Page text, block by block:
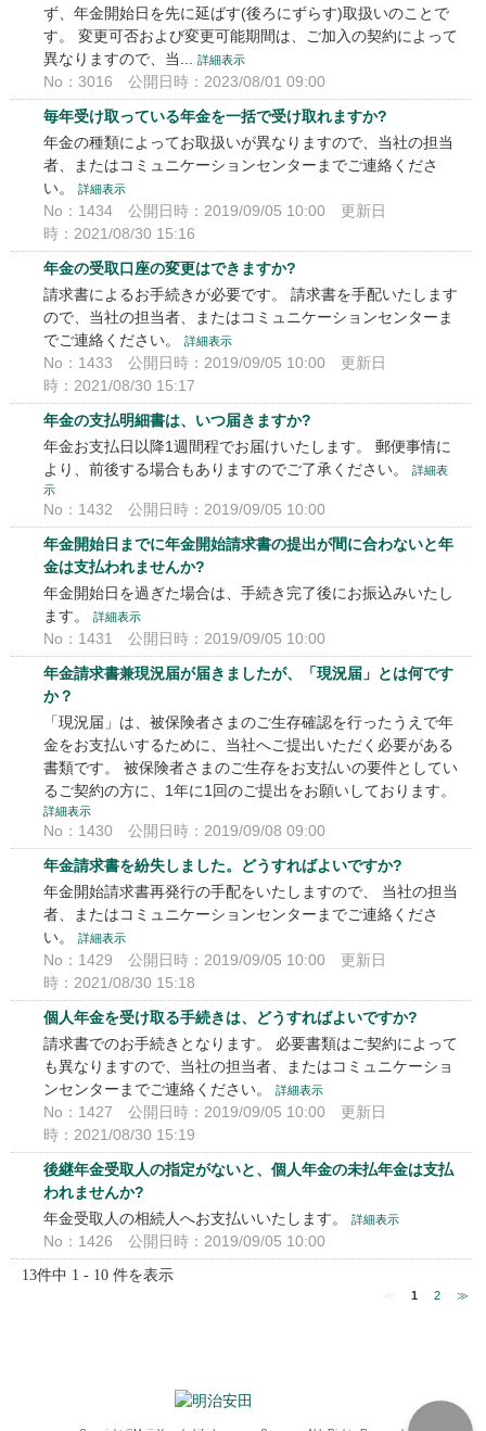
ず、年金開始日を先に延ばす(後ろにずらす)取扱いのことで
す。 変更可否および変更可能期間は、ご加入の契約によって
異なりますので、当...
詳細表示
No：3016
公開日時：2023/08/01 09:00
毎年受け取っている年金を一括で受け取れますか?
年金の種類によってお取扱いが異なりますので、当社の担当
者、またはコミュニケーションセンターまでご連絡くださ
い。
詳細表示
No：1434 公開日時：2019/09/05 10:00
更新日
時：2021/08/30 15:16
年金の受取口座の変更はできますか?
請求書によるお手続きが必要です。 請求書を手配いたします
ので、当社の担当者、またはコミュニケーションセンターま
でご連絡ください。
詳細表示
No：1433 公開日時：2019/09/05 10:00
更新日
時：2021/08/30 15:17
年金の支払明細書は、いつ届きますか?
年金お支払日以降1週間程でお届けいたします。 郵便事情に
より、前後する場合もありますのでご了承ください。
詳細表
示
No：1432
公開日時：2019/09/05 10:00
年金開始日までに年金開始請求書の提出が間に合わないと年
金は支払われませんか?
年金開始日を過ぎた場合は、手続き完了後にお振込みいたし
ます。
詳細表示
No：1431
公開日時：2019/09/05 10:00
年金請求書兼現況届が届きましたが、「現況届」とは何です
か？
「現況届」は、被保険者さまのご生存確認を行ったうえで年
金をお支払いするために、当社へご提出いただく必要がある
書類です。 被保険者さまのご生存をお支払いの要件としてい
るご契約の方に、1年に1回のご提出をお願いしております。
詳細表示
No：1430
公開日時：2019/09/08 09:00
年金請求書を紛失しました。どうすればよいですか?
年金開始請求書再発行の手配をいたしますので、 当社の担当
者、またはコミュニケーションセンターまでご連絡くださ
い。
詳細表示
No：1429 公開日時：2019/09/05 10:00
更新日
時：2021/08/30 15:18
個人年金を受け取る手続きは、どうすればよいですか?
請求書でのお手続きとなります。 必要書類はご契約によって
も異なりますので、当社の担当者、またはコミュニケーショ
ンセンターまでご連絡ください。
詳細表示
No：1427 公開日時：2019/09/05 10:00
更新日
時：2021/08/30 15:19
後継年金受取人の指定がないと、個人年金の未払年金は支払
われませんか?
年金受取人の相続人へお支払いいたします。
詳細表示
No：1426 公開日時：2019/09/05 10:00
13件中 1 - 10 件を表示
1 2 ≫